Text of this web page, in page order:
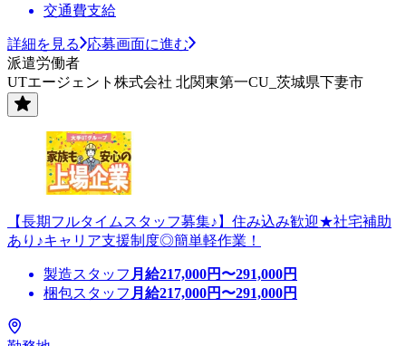
交通費支給
詳細を見る
応募画面に進む
派遣労働者
UTエージェント株式会社 北関東第一CU_茨城県下妻市
【長期フルタイムスタッフ募集♪】住み込み歓迎★社宅補助
あり♪キャリア支援制度◎簡単軽作業！
製造スタッフ 月給217,000円〜291,000円
梱包スタッフ 月給217,000円〜291,000円